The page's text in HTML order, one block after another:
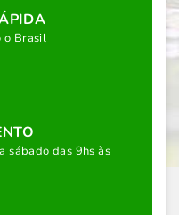
o Brasil
sábado das 9hs às